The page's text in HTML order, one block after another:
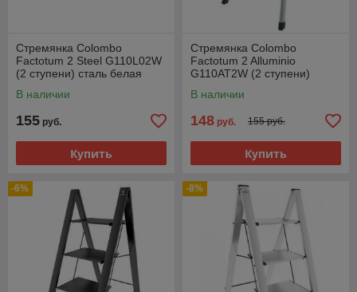
Стремянка Colombo
Factotum 2 Steel G110L02W
(2 ступени) сталь белая
В наличии
155 руб.
Купить
Стремянка Colombo
Factotum 2 Alluminio
G110AT2W (2 ступени)
В наличии
148 руб. 155 руб.
Купить
-6% -8%